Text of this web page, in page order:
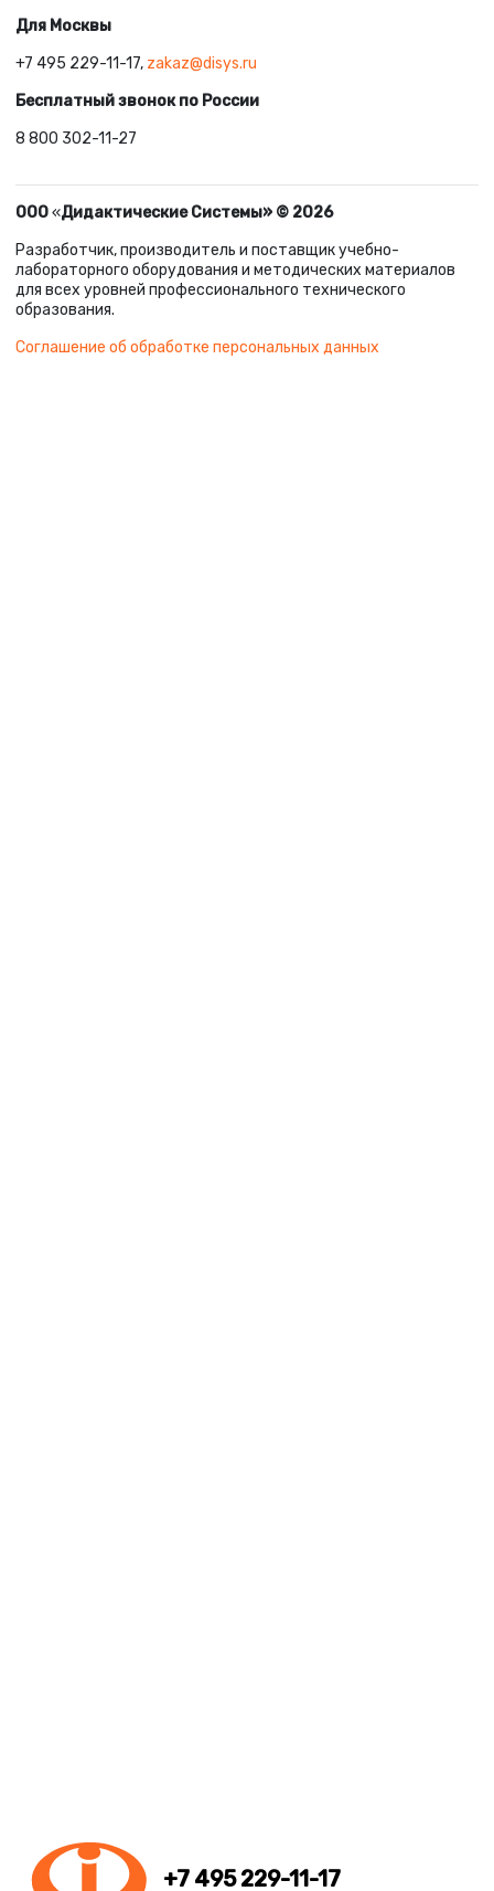
Для Москвы
+7 495 229-11-17, zakaz@disys.ru
Бесплатный звонок по России
8 800 302-11-27
ООО«Дидактические Системы» © 2026
Разработчик, производитель и поставщик учебно-
лабораторного оборудования и методических материалов
для всех уровней профессионального технического
образования.
Соглашение об обработке персональных данных
+7 495 229-11-17